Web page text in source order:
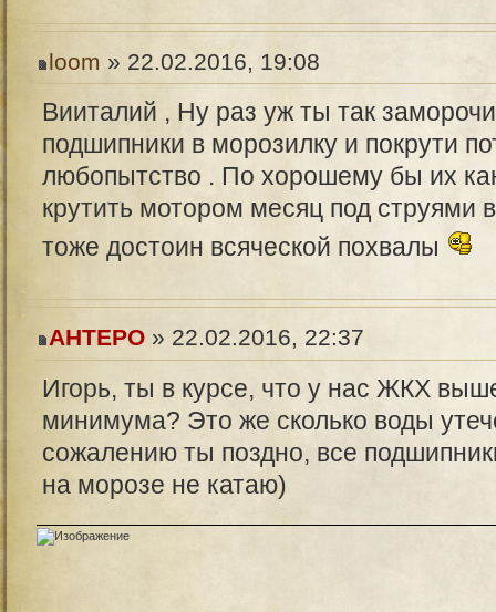
loom » 22.02.2016, 19:08
Вииталий , Ну раз уж ты так
подшипники в морозилку и покрути
любопытство . По хорошему бы их
крутить мотором месяц под струями
тоже достоин всяческой похвалы
AHTEPO » 22.02.2016, 22:37
Игорь, ты в курсе, что у нас ЖКХ
минимума? Это же сколько воды
сожалению ты поздно, все
на морозе не катаю)